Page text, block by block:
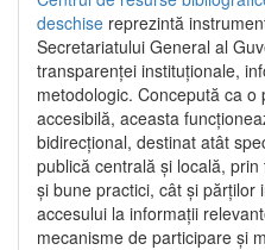
deschise reprezintă
Secretariatului General al
transparenței instituționale,
metodologic. Concepută ca
accesibilă, aceasta
bidirecțional, destinat atât
publică centrală și locală,
și bune practici, cât și părților
accesului la informații
mecanisme de participare și